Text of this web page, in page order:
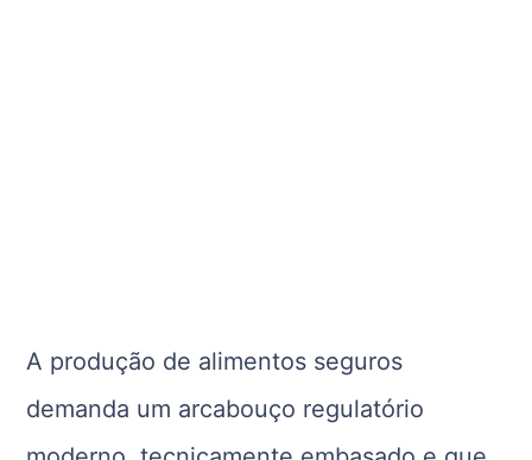
A produção de alimentos seguros
demanda um arcabouço regulatório